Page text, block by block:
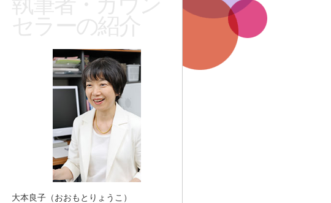
大本良子（おおもとりょうこ）